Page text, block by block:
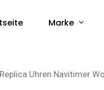
Marke
Uhren Navitimer